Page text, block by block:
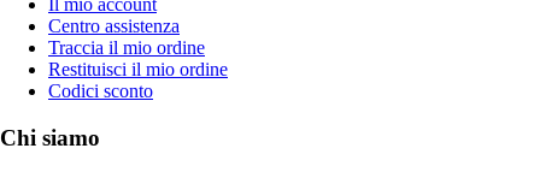
Il mio account
Centro assistenza
Traccia il mio ordine
Restituisci il mio ordine
Codici sconto
Chi siamo